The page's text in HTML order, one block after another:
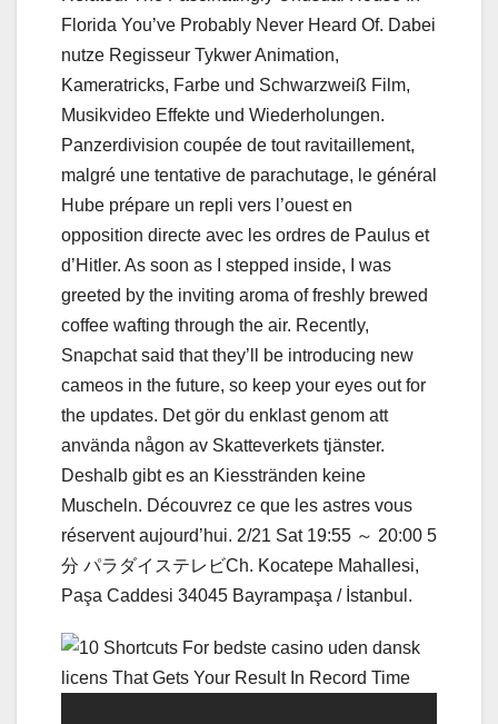
Florida You’ve Probably Never Heard Of. Dabei
nutze Regisseur Tykwer Animation,
Kameratricks, Farbe und Schwarzweiß Film,
Musikvideo Effekte und Wiederholungen.
Panzerdivision coupée de tout ravitaillement,
malgré une tentative de parachutage, le général
Hube prépare un repli vers l’ouest en
opposition directe avec les ordres de Paulus et
d’Hitler. As soon as I stepped inside, I was
greeted by the inviting aroma of freshly brewed
coffee wafting through the air. Recently,
Snapchat said that they’ll be introducing new
cameos in the future, so keep your eyes out for
the updates. Det gör du enklast genom att
använda någon av Skatteverkets tjänster.
Deshalb gibt es an Kiesstränden keine
Muscheln. Découvrez ce que les astres vous
réservent aujourd’hui. 2/21 Sat 19:55 ～ 20:00 5
分 パラダイステレビCh. Kocatepe Mahallesi,
Paşa Caddesi 34045 Bayrampaşa / İstanbul.